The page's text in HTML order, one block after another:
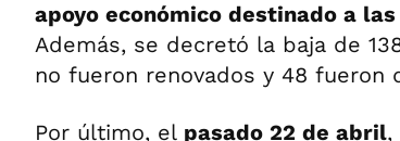
apoyo económico destinado a
Además, se decretó la baja de
no fueron renovados y 48 fueron
Por último, el pasado 22 de abril,